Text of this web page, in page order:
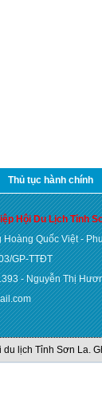
Thủ tục hành chính
Hội Du Lịch Tỉnh
Quốc Việt -
GP-TTĐT
- Nguyễn Thị
lịch Tỉnh Sơn La.